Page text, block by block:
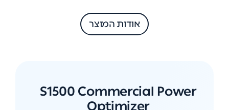
אודות המוצר
S1500 Commercial Power
Optimizer